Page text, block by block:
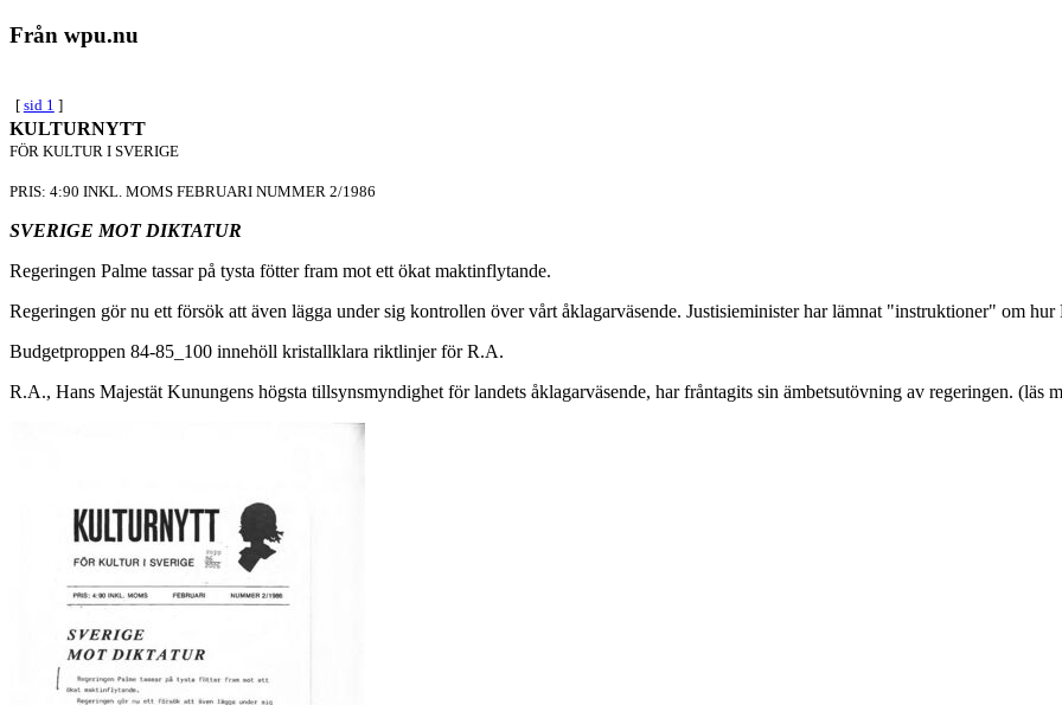
Från wpu.nu
[ sid 1 ]
KULTURNYTT
FÖR KULTUR I SVERIGE
PRIS: 4:90 INKL. MOMS FEBRUARI NUMMER 2/1986
SVERIGE MOT DIKTATUR
Regeringen Palme tassar på tysta fötter fram mot ett ökat maktinflytande.
Regeringen gör nu ett försök att även lägga under sig kontrollen över vårt åklagarväsende. Justisieminister har lämnat "instruktioner" om
Budgetproppen 84-85_100 innehöll kristallklara riktlinjer för R.A.
R.A., Hans Majestät Kunungens högsta tillsynsmyndighet för landets åklagarväsende, har fråntagits sin ämbetsutövning av regeringen. (läs